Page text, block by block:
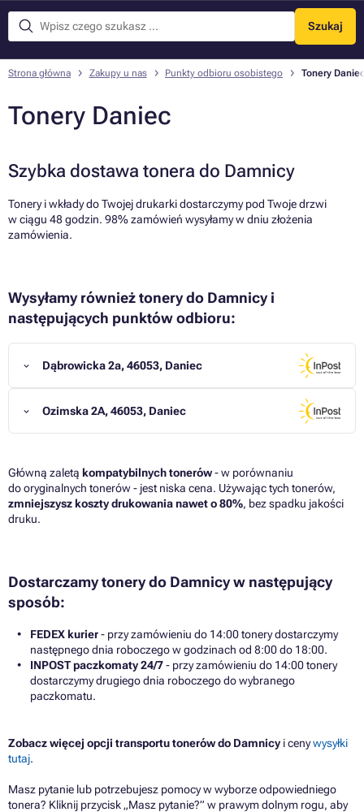
Szukaj
Menu
Strona główna Zakupy u nas Punkty odbioru osobistego Tonery
Tonery Daniec
Szybka dostawa tonera do Damnicy
Tonery i wkłady do Twojej drukarki dostarczymy pod Twoje drzwi
w ciągu 48 godzin. 98% zamówień wysyłamy w dniu złożenia
zamówienia.
Wysyłamy również tonery do Damnicy i
następujących punktów odbioru:
Dąbrowicka 2a, 46053, Daniec
Ozimska 2A, 46053, Daniec
Główną zaletą kompatybilnych tonerów- w porównaniu
do oryginalnych tonerów - jest niska cena. Używając tych tonerów,
zmniejszysz koszty drukowania nawet o 80%, bez spadku jakości
druku.
Dostarczamy tonery do Damnicy w następujący
sposób:
FEDEX kurier- przy zamówieniu do 14:00 tonery dostarczymy
następnego dnia roboczego w godzinach od 8:00 do 18:00.
INPOST paczkomaty 24/7- przy zamówieniu do 14:00 tonery
dostarczymy drugiego dnia roboczego do wybranego
paczkomatu.
Zobacz więcej opcji transportu tonerów do Damnicy i cenywysyłki
tutaj.
Masz pytanie lub potrzebujesz pomocy w wyborze odpowiedniego
tonera? Kliknij przycisk „Masz pytanie?” w prawym dolnym rogu, aby